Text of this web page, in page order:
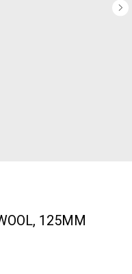
125ММ